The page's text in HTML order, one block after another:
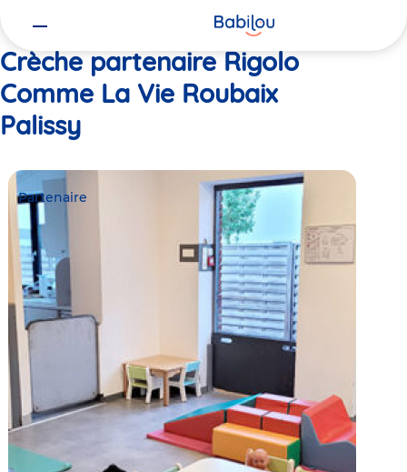
Crèche partenaire Rigolo
Comme La Vie Roubaix
Palissy
Partenaire